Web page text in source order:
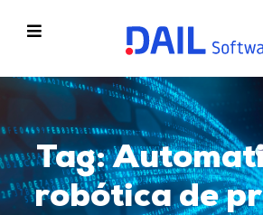
Tag:
robótica de